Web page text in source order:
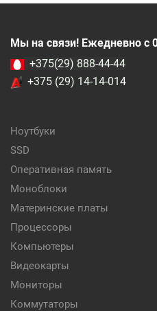
Мы на связи! Ежедневно с
+375(29) 888-44-44
+375 (29) 14-14-014
Ноутбуки
SSD
Оперативная память
Моноблоки
Материнские платы
Процессоры
Компьютеры
Видеокарты
Мониторы
Коммутаторы